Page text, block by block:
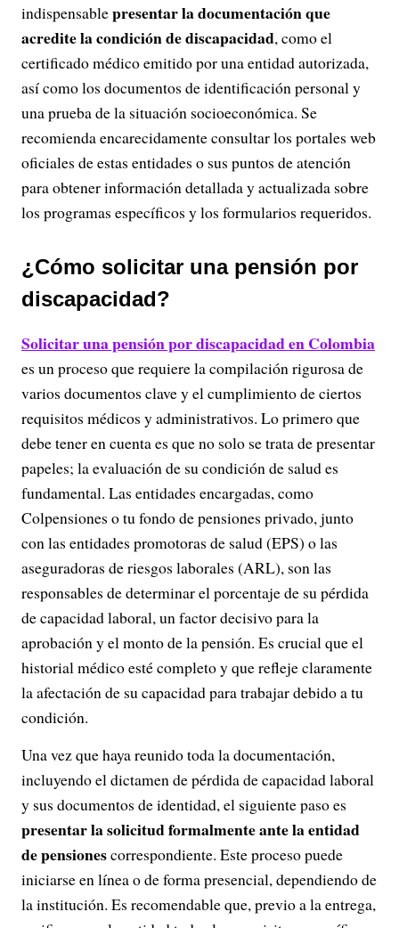
indispensablepresentar la documentación que
acredite la condición de discapacidad, como el
certificado médico emitido por una entidad autorizada,
así como los documentos de identificación personal y
una prueba de la situación socioeconómica. Se
recomienda encarecidamente consultar los portales web
oficiales de estas entidades o sus puntos de atención
para obtener información detallada y actualizada sobre
los programas específicos y los formularios requeridos.
¿Cómo solicitar una pensión por
discapacidad?
Solicitar una pensión por discapacidad en Colombia
es un proceso que requiere la compilación rigurosa de
varios documentos clave y el cumplimiento de ciertos
requisitos médicos y administrativos. Lo primero que
debe tener en cuenta es que no solo se trata de presentar
papeles; la evaluación de su condición de salud es
fundamental. Las entidades encargadas, como
Colpensiones o tu fondo de pensiones privado, junto
con las entidades promotoras de salud (EPS) o las
aseguradoras de riesgos laborales (ARL), son las
responsables de determinar el porcentaje de su pérdida
de capacidad laboral, un factor decisivo para la
aprobación y el monto de la pensión. Es crucial que el
historial médico esté completo y que refleje claramente
la afectación de su capacidad para trabajar debido a tu
condición.
Una vez que haya reunido toda la documentación,
incluyendo el dictamen de pérdida de capacidad laboral
y sus documentos de identidad, el siguiente paso es
presentar la solicitud formalmente ante la entidad
de pensionescorrespondiente. Este proceso puede
iniciarse en línea o de forma presencial, dependiendo de
la institución. Es recomendable que, previo a la entrega,